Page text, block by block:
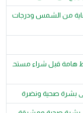
شامل للوقاية من الشمس ودرجات
هامة قبل شراء مستح
بشرة صحية ونضرة